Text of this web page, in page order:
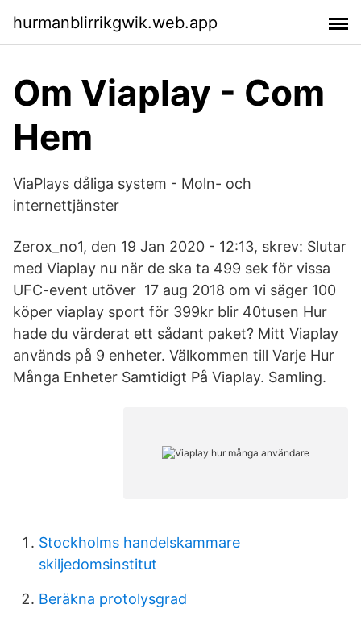
hurmanblirrikgwik.web.app
Om Viaplay - Com
Hem
ViaPlays dåliga system - Moln- och
internettjänster
Zerox_no1, den 19 Jan 2020 - 12:13, skrev: Slutar
med Viaplay nu när de ska ta 499 sek för vissa
UFC-event utöver 17 aug 2018 om vi säger 100
köper viaplay sport för 399kr blir 40tusen Hur
hade du värderat ett sådant paket? Mitt Viaplay
används på 9 enheter. Välkommen till Varje Hur
Många Enheter Samtidigt På Viaplay. Samling.
Stockholms handelskammare
skiljedomsinstitut
Beräkna protolysgrad